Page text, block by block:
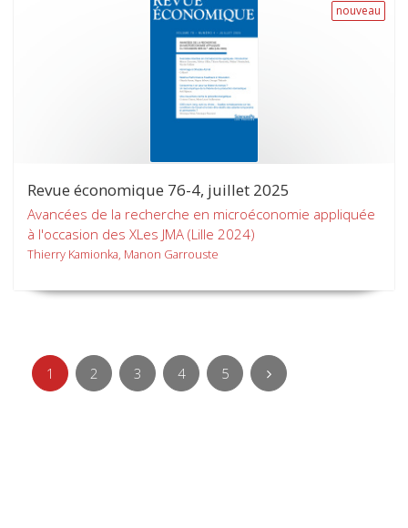
nouveau
Revue économique 76-4, juillet 2025
Avancées de la recherche en microéconomie appliquée
à l'occasion des XLes JMA (Lille 2024)
Thierry Kamionka, Manon Garrouste
1 2 3 4 5